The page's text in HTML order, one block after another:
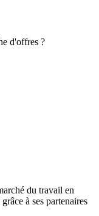
d'offres ?
du travail en
à ses partenaires